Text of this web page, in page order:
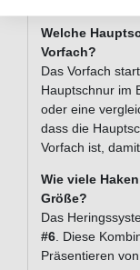
Welche
Vorfach?
Das Vorfach
Hauptschnur im
oder eine
dass die
Vorfach ist,
Wie viele
Größe?
Das
#6. Diese
Präsentieren